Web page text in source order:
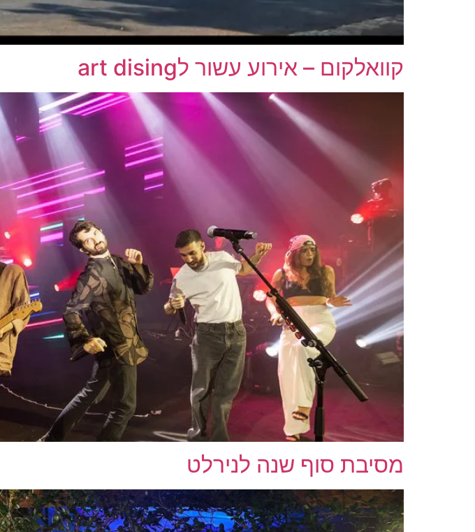
קוואלקום – אירוע עשור לart dising
מסיבת סוף שנה לנירלט